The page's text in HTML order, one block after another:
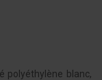
polyéthylène blanc,